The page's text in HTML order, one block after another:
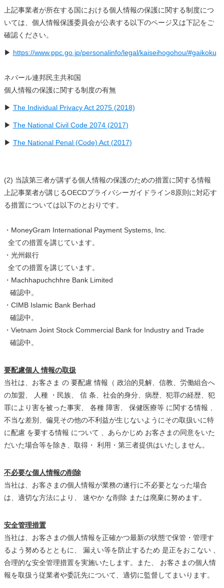
上記事業者が所在する国における個人情報の保護に関する制度につ
いては、個人情報保護委員会が公表する以下のページ又は下記をご
確認ください。
▶ https://www.ppc.go.jp/personalinfo/legal/kaiseihogohou/#gaikoku
ネパール連邦民主共和国
個人情報の保護に関する制度の有無
▶ The Individual Privacy Act 2075 (2018)
▶ The National Civil Code 2074 (2017)
▶ The National Penal (Code) Act (2017)
(2) 当該第三者が講ずる個人情報の保護のための措置に関する情報
上記事業者が講じるOECDプライバシーガイドライン8原則に対応す
る措置については以下のとおりです。
・MoneyGram International Payment Systems, Inc.
全ての措置を講じています。
・光州銀行
全ての措置を講じています。
・Machhapuchchhre Bank Limited
確認中。
・CIMB Islamic Bank Berhad
確認中。
・Vietnam Joint Stock Commercial Bank for Industry and Trade
確認中。
要配慮個人 情報の取扱
当社は、お客さま の 要配慮 情報（ 政治的見解、信教、労働組合へ
の加盟、 人種 ・民族、 信 条、社会的身分、病歴、犯罪の経歴、犯
罪により害を被った事実、 各種 障害、 保健医療等 に関する情報 、
不当な差別、偏見その他の不利益が生じないようにその取扱いに特
に配慮 を要する情報 について 、あらかじめ お客さまの同意をいた
だいた場合等を除き、取得・ 利用・第三者提供はいたしません。
不必要な個人情報の削除
当社は、お客さまの個人情報が業務の遂行に不必要となった場合
は、適切な方法により、 速やか な削除 または廃棄に努めます。
安全管理措置
当社は、お客さまの個人情報を正確かつ最新の状態で保管・管理す
るよう努めるとともに、 漏えい等を防止するため 是正をおこない 、
合理的な安全管理措置を実施いたします。また、 お客さまの個人情
報を取扱う従業者や委託先について、適切に監督してまいります。